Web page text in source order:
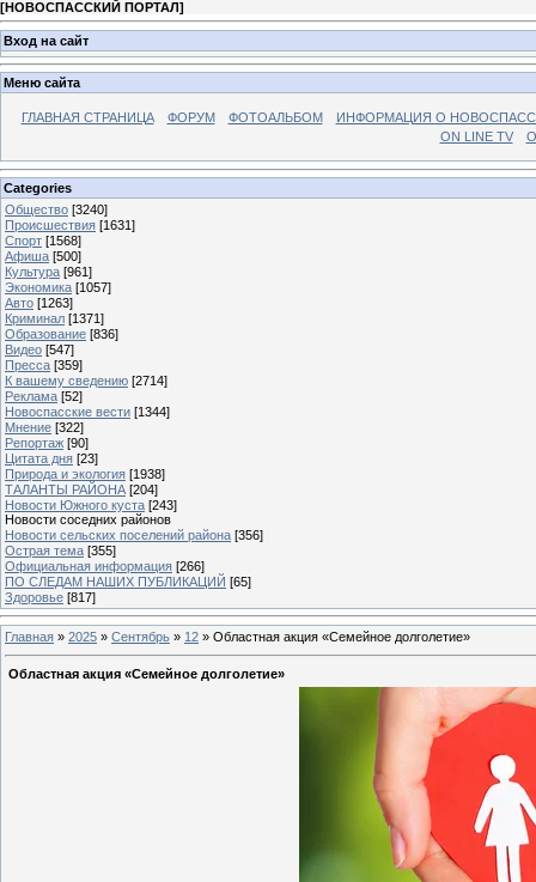
[НОВОСПАССКИЙ ПОРТАЛ]
Вход на сайт
Меню сайта
ГЛАВНАЯ СТРАНИЦА ФОРУМ ФОТОАЛЬБОМ
ИНФОРМАЦИЯ О
ON LINE TV
Categories
Общество [3240]
Происшествия [1631]
Спорт [1568]
Афиша [500]
Культура [961]
Экономика [1057]
Авто [1263]
Криминал [1371]
Образование [836]
Видео [547]
Пресса [359]
К вашему сведению [2714]
Реклама [52]
Новоспасские вести [1344]
Мнение [322]
Репортаж [90]
Цитата дня [23]
Природа и экология [1938]
ТАЛАНТЫ РАЙОНА [204]
Новости Южного куста [243]
Новости соседних районов
Новости сельских поселений района [356]
Острая тема [355]
Официальная информация [266]
ПО СЛЕДАМ НАШИХ ПУБЛИКАЦИЙ [65]
Здоровье [817]
Главная » 2025 » Сентябрь » 12 » Областная акция «Семейное долголетие»
Областная акция «Семейное долголетие»